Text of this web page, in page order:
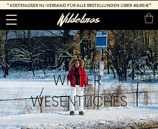
* KOSTENLOSER NL-VERSAND FÜR ALLE BESTELLUNGEN ÜBER 49,95 €*
WINTER
WESENTLICHES